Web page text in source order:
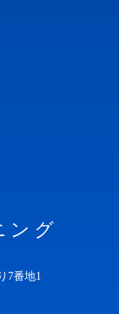
ング
7番地1